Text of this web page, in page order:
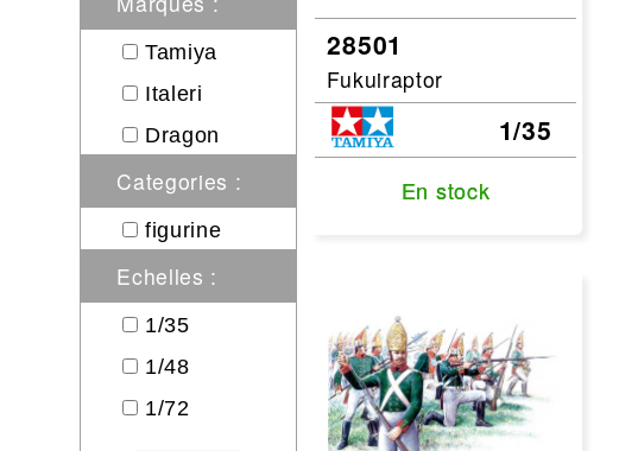
Circuit slot
Voie
Digital
Decors
Figurine
Car system
Accesoire
Tamiya
Italeri
Dragon
Categories :
figurine
Echelles :
1/35
1/48
1/72
28501
Fukuiraptor
1/35
En stock
En stock